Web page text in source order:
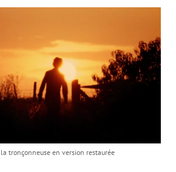
la tronçonneuse en version restaurée